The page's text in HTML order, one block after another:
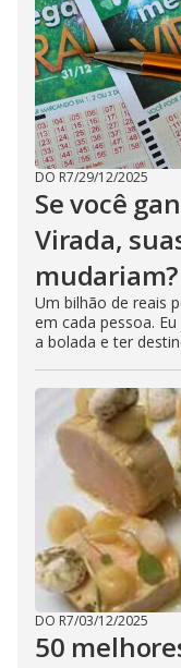
DO R7/29/12/2025
Se você
Virada,
mudariam?
Um bilhão de reais
em cada pessoa.
a bolada e ter
DO R7/03/12/2025
50